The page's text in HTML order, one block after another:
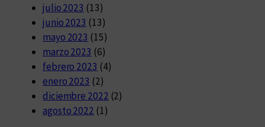
julio 2023 (13)
junio 2023 (13)
mayo 2023 (15)
marzo 2023 (6)
febrero 2023 (4)
enero 2023 (2)
diciembre 2022 (2)
agosto 2022 (1)